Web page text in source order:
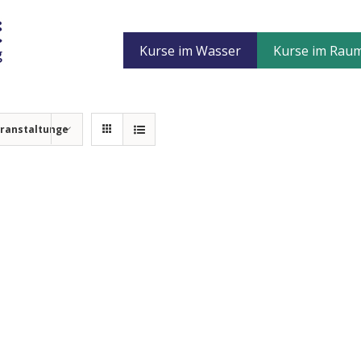
Kurse im Wasser Kurse im